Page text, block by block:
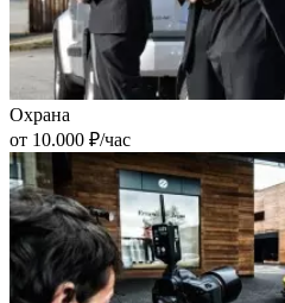
Охрана
от 10.000 ₽/час